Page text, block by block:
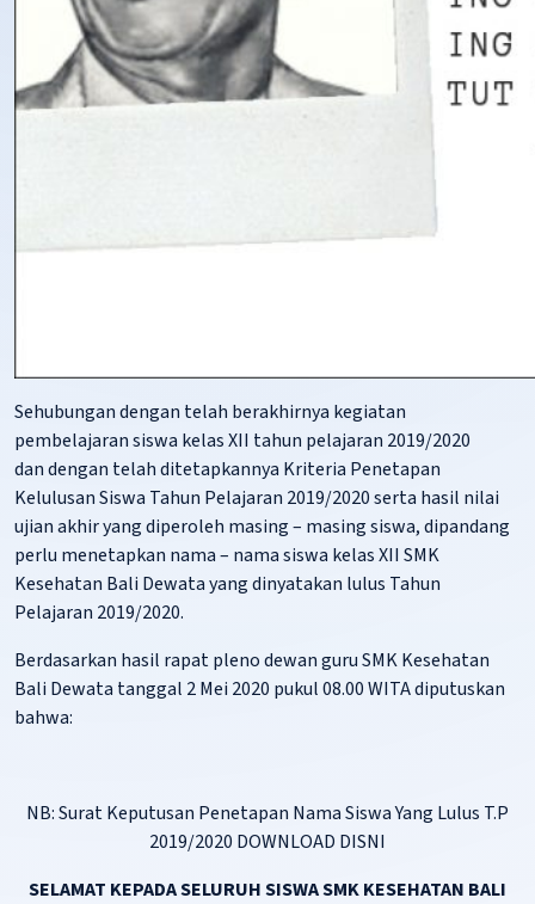
Sehubungan dengan telah berakhirnya kegiatan
pembelajaran siswa kelas XII tahun pelajaran 2019/2020
dan dengan telah ditetapkannya Kriteria Penetapan
Kelulusan Siswa Tahun Pelajaran 2019/2020 serta hasil nilai
ujian akhir yang diperoleh masing – masing siswa, dipandang
perlu menetapkan nama – nama siswa kelas XII SMK
Kesehatan Bali Dewata yang dinyatakan lulus Tahun
Pelajaran 2019/2020.
Berdasarkan hasil rapat pleno dewan guru SMK Kesehatan
Bali Dewata tanggal 2 Mei 2020 pukul 08.00 WITA diputuskan
bahwa:
NB: Surat Keputusan Penetapan Nama Siswa Yang Lulus T.P
2019/2020 DOWNLOAD DISNI
SELAMAT KEPADA SELURUH SISWA SMK KESEHATAN BALI